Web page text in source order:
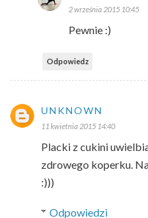
2 września 2015 10:45
Pewnie :)
Odpowiedz
UNKNOWN
11 kwietnia 2015 14:40
Placki z cukini
zdrowego koperku.
:)))
Odpowiedzi